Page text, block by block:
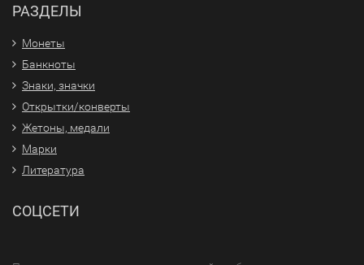
РАЗДЕЛЫ
Монеты
Банкноты
Знаки, значки
Открытки/конверты
Жетоны, медали
Марки
Литература
СОЦСЕТИ